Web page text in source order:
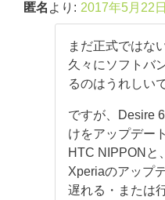
匿名 より: 2017年5月22
まだ正式ではな
久々にソフトバ
るのはうれしい
ですが、Desire
けをアップデー
HTC NIPPONと、
Xperiaのアップ
遅れる・または